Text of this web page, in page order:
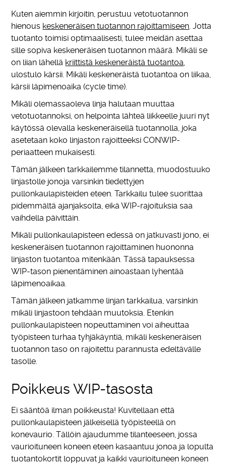
Kuten aiemmin kirjoitin, perustuu vetotuotannon
hienous keskeneräisen tuotannon rajoittamiseen. Jotta
tuotanto toimisi optimaalisesti, tulee meidän asettaa
sille sopiva keskeneräisen tuotannon määrä. Mikäli se
on liian lähellä kriittistä keskeneräistä tuotantoa,
ulostulo kärsii. Mikäli keskeneräistä tuotantoa on liikaa,
kärsii läpimenoaika (cycle time).
Mikäli olemassaoleva linja halutaan muuttaa
vetotuotannoksi, on helpointa lähteä liikkeelle juuri nyt
käytössä olevalla keskeneräisellä tuotannolla, joka
asetetaan koko linjaston rajoitteeksi CONWIP-
periaatteen mukaisesti.
Tämän jälkeen tarkkailemme tilannetta, muodostuuko
linjastolle jonoja varsinkin tiedettyjen
pullonkaulapisteiden eteen. Tarkkailu tulee suorittaa
pidemmältä ajanjaksolta, eikä WIP-rajoituksia saa
vaihdella päivittäin.
Mikäli pullonkaulapisteen edessä on jatkuvasti jono, ei
keskeneräisen tuotannon rajoittaminen huononna
linjaston tuotantoa mitenkään. Tässä tapauksessa
WIP-tason pienentäminen ainoastaan lyhentää
läpimenoaikaa.
Tämän jälkeen jatkamme linjan tarkkailua, varsinkin
mikäli linjastoon tehdään muutoksia. Etenkin
pullonkaulapisteen nopeuttaminen voi aiheuttaa
työpisteen turhaa tyhjäkäyntiä, mikäli keskeneräisen
tuotannon taso on rajoitettu parannusta edeltävälle
tasolle.
Poikkeus WIP-tasosta
Ei sääntöä ilman poikkeusta! Kuvitellaan että
pullonkaulapisteen jälkeisellä työpisteellä on
konevaurio. Tällöin ajaudumme tilanteeseen, jossa
vaurioituneen koneen eteen kasaantuu jonoa ja lopulta
tuotantokortit loppuvat ja kaikki vaurioituneen koneen